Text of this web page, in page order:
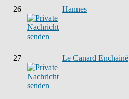
26 Hannes
27 Le Canard Enchainé